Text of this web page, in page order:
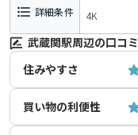
詳細条件 4K
武蔵関駅周辺の口コミ
住みやすさ
買い物の利便性